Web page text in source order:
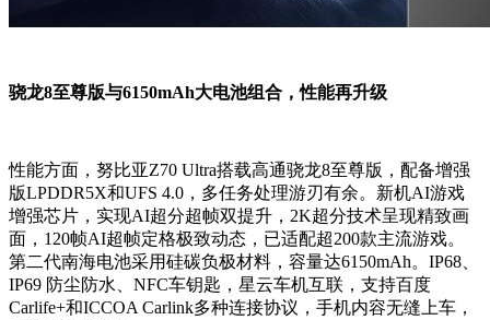
骁龙8至尊版与6150mAh大电池组合，性能再升级
性能方面，努比亚Z70 Ultra搭载高通骁龙8至尊版，配备增强
版LPDDR5X和UFS 4.0，多任务处理游刃有余。新机AI游戏
增强芯片，实现AI超分超帧双提升，2K超分技术呈现精致画
面，120帧AI超帧定格极致动态，已适配超200款主流游戏。
第二代南海电池采用硅碳负极材料，容量达6150mAh。IP68、
IP69 防尘防水、NFC车钥匙，星云车机互联，支持百度
Carlife+和ICCOA Carlink多种连接协议，手机内容无缝上车，